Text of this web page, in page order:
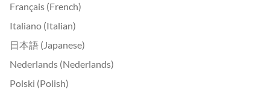
Français (French)
Italiano (Italian)
日本語 (Japanese)
Nederlands (Nederlands)
Polski (Polish)